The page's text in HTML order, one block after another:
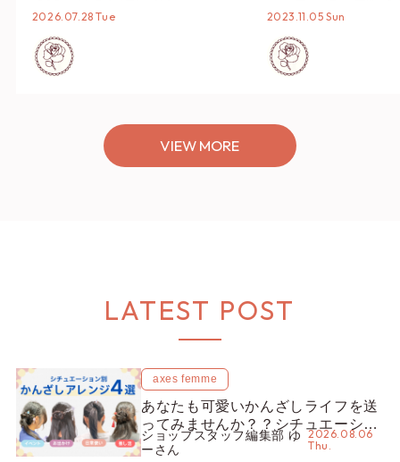
タイリング♡
2026.07.28 Tue
誕生色、バースデ
2023.11.05 Sun
VIEW MORE
LATEST POST
axes femme
あなたも可愛いかんざしライフを送
ってみませんか？？シチュエーショ
ン別“かんざし”のオススメ【ショッ
ショップスタッフ編集部 ゆ
ーさん
2026.08.06
Thu.